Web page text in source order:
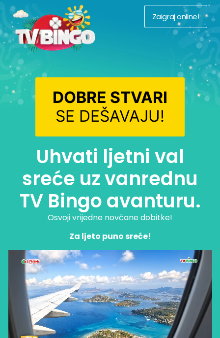
Zaigraj online!
DOBRE STVARI
SE DEŠAVAJU!
Uhvati ljetni val
sreće uz vanrednu
TV Bingo avanturu.
Osvoji vrijedne novčane dobitke!
Za ljeto puno sreće!